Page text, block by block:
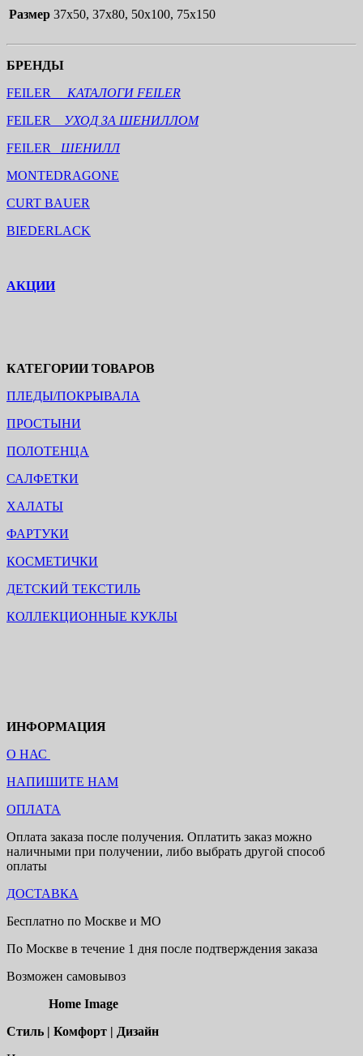
Размер 37х50, 37х80, 50х100, 75х150
БРЕНДЫ
FEILER КАТАЛОГИ FEILER
FEILER
УХОД ЗА ШЕНИЛЛОМ
FEILER ШЕНИЛЛ
MONTEDRAGONE
CURT BAUER
BIEDERLACK
АКЦИИ
КАТЕГОРИИ ТОВАРОВ
ПЛЕДЫ/ПОКРЫВАЛА
ПРОСТЫНИ
ПОЛОТЕНЦА
САЛФЕТКИ
ХАЛАТЫ
ФАРТУКИ
КОСМЕТИЧКИ
ДЕТСКИЙ ТЕКСТИЛЬ
КОЛЛЕКЦИОННЫЕ КУКЛЫ
ИНФОРМАЦИЯ
О НАС
НАПИШИТЕ НАМ
ОПЛАТА
Оплата заказа после получения. Оплатить заказ можно
наличными при получении, либо выбрать другой способ
оплаты
ДОСТАВКА
Бесплатно по Москве и МО
По Москве в течение 1 дня после подтверждения заказа
Возможен самовывоз
Home Image
Стиль | Комфорт | Дизайн